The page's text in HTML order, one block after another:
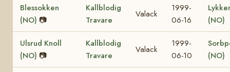
Blessokken
(NO) 📷
Kallblodig
Travare
Valack
1999-
06-16
(NO)
Ulsrud Knoll
(NO) 📷
Kallblodig
Travare
Valack
1999-
06-10
(NO)